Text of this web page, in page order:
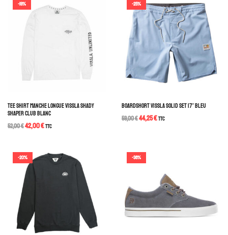
-19%
TEE SHIRT MANCHE LONGUE VISSLA SHADY
SHAPER CLUB BLANC
52,00€42,00€TTC
-25%
BOARDSHORT VISSLA SOLID SET 17″ BLEU
59,00€44,25€TTC
-20% -38%